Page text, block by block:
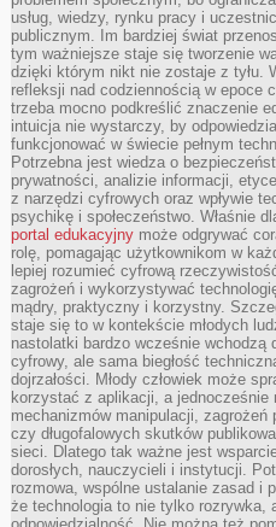
usług, wiedzy, rynku pracy i
publicznym. Im bardziej świat
tym ważniejsze staje się tworzenie
dzięki którym nikt nie zostaje z tyłu.
refleksji nad codziennością w epoce
trzeba mocno podkreślić znaczenie
intuicja nie wystarczy, by
funkcjonować w świecie pełnym
Potrzebna jest wiedza o
prywatności, analizie informacji,
z narzędzi cyfrowych oraz wpływie
psychikę i społeczeństwo. Właśnie
portal edukacyjny może odgrywać
rolę, pomagając użytkownikom w
lepiej rozumieć cyfrową
zagrożeń i wykorzystywać
mądry, praktyczny i korzystny.
staje się to w kontekście młodych
nastolatki bardzo wcześnie wchodzą
cyfrowy, ale sama biegłość
dojrzałości. Młody człowiek może
korzystać z aplikacji, a jednocześnie
mechanizmów manipulacji, zagrożeń
czy długofalowych skutków
sieci. Dlatego tak ważne jest
dorosłych, nauczycieli i instytucji.
rozmowa, wspólne ustalanie zasad i
że technologia to nie tylko rozrywka,